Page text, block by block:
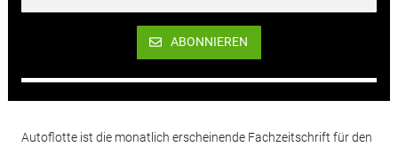
ABONNIEREN
Autoflotte ist die monatlich erscheinende Fachzeitschrift für den